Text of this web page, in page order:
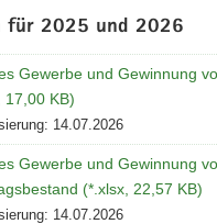
für 2025 und 2026
Gewerbe und Gewinnung
17,00 KB)
14.07.2026
Gewerbe und Gewinnung
(*.xlsx, 22,57 KB)
14.07.2026